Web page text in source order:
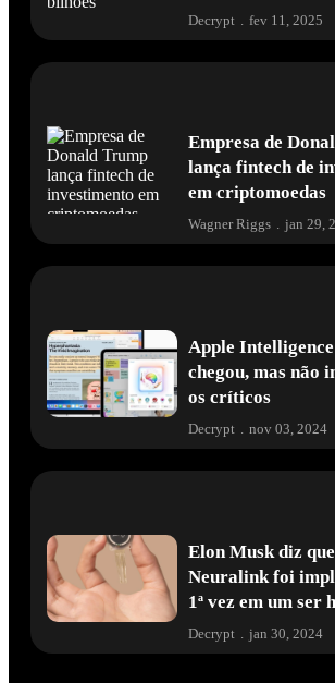
Decrypt fev 11, 2025
Empresa de
lança fintech de
em criptomoedas
Wagner Riggs . jan 29,
Apple
chegou, mas não
os críticos
Decrypt . nov 03, 2024
Elon Musk diz
Neuralink foi
1ª vez em um ser
Decrypt jan 30, 2024